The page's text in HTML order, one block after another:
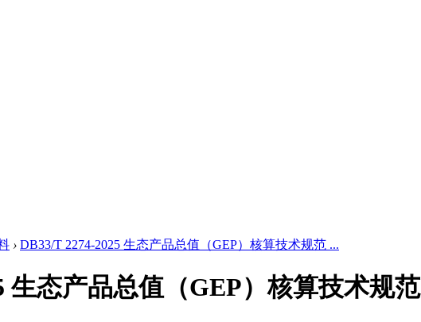
› DB33/T 2274-2025 生态产品总值（GEP）核算技术规范 ...
生态产品总值（GEP）核算技术规范